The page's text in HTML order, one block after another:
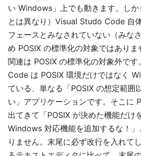
い Windows」上でも動きます。し
とは異なり）Visual Studo Code 自
フェースとみなされていない（みな
め POSIX の標準化の対象ではあり
関連は POSIX の標準化の対象外で
Code は POSIX 環境だけではなく
ている、単なる「POSIX の想定範囲
い」アプリケーションです。そこに
出てきて「POSIX が決めた機能だけ
Windows 対応機能を追加するな！
りません。末尾に必ず改行を入れて